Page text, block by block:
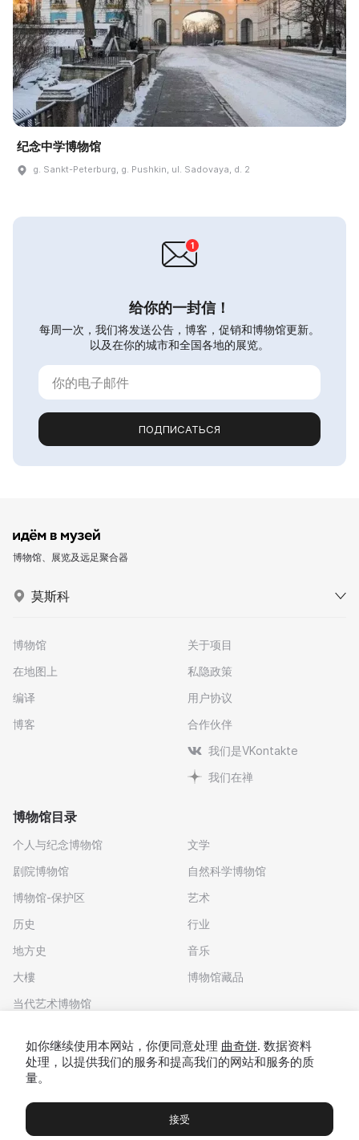
纪念中学博物馆
g. Sankt-Peterburg, g. Pushkin, ul. Sadovaya, d. 2
给你的一封信！
每周一次，我们将发送公告，博客，促销和博物馆更新。
以及在你的城市和全国各地的展览。
ПОДПИСАТЬСЯ
博物馆、展览及远足聚合器
莫斯科
博物馆
在地图上
编译
博客
关于项目
私隐政策
用户协议
合作伙伴
我们是VKontakte
我们在禅
博物馆目录
个人与纪念博物馆
剧院博物馆
博物馆-保护区
历史
地方史
大樓
当代艺术博物馆
文学
自然科学博物馆
艺术
行业
音乐
博物馆藏品
博物馆 展览及展览 Чаты Вы
如你继续使用本网站，你便同意处理 曲奇饼. 数据资料
处理，以提供我们的服务和提高我们的网站和服务的质
量。
接受